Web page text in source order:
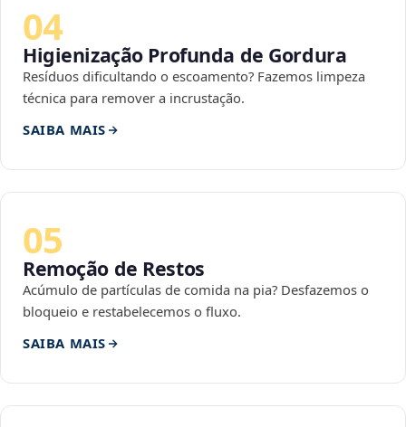
04
Higienização Profunda de Gordura
Resíduos dificultando o escoamento? Fazemos limpeza
técnica para remover a incrustação.
SAIBA MAIS
05
Remoção de Restos
Acúmulo de partículas de comida na pia? Desfazemos o
bloqueio e restabelecemos o fluxo.
SAIBA MAIS